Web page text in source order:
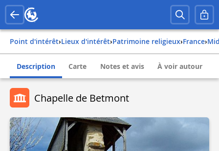
Point d'intérêt› Lieux d'intérêt› Patrimoine religieux› france›
Description Carte Notes et avis À voir autour
Chapelle de Betmont